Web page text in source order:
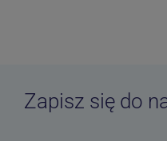
Zapisz się do